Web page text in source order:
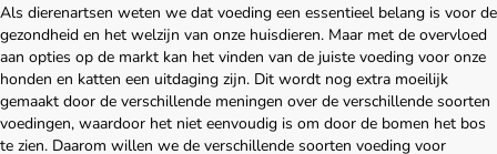
Als dierenartsen weten we dat voeding een essentieel belang is voor de
gezondheid en het welzijn van onze huisdieren. Maar met de overvloed
aan opties op de markt kan het vinden van de juiste voeding voor onze
honden en katten een uitdaging zijn. Dit wordt nog extra moeilijk
gemaakt door de verschillende meningen over de verschillende soorten
voedingen, waardoor het niet eenvoudig is om door de bomen het bos
te zien. Daarom willen we de verschillende soorten voeding voor